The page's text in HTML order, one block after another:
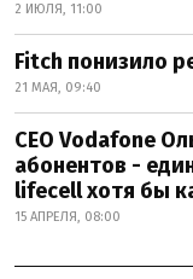
2 ИЮЛЯ, 11:00
Fitch понизило
21 МАЯ, 09:40
CEO Vodafone
абонентов -
lifecell хотя бы
15 АПРЕЛЯ, 08:00